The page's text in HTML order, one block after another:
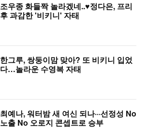
조우종 화들짝 놀라겠네..♥정다은, 프리
후 과감한 '비키니' 자태
한그루, 쌍둥이맘 맞아? 또 비키니 입었
다…놀라운 수영복 자태
최예나, 워터밤 새 여신 되나···선정성 No
노출 No 오로지 콘셉트로 승부